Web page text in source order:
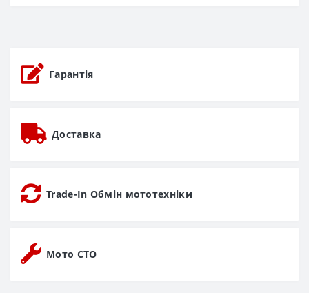
Гарантія
Доставка
Trade-In Обмін мототехніки
Мото СТО